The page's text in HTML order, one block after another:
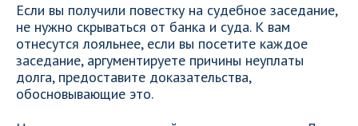
Если вы получили повестку на судебное заседание,
не нужно скрываться от банка и суда. К вам
отнесутся лояльнее, если вы посетите каждое
заседание, аргументируете причины неуплаты
долга, предоставите доказательства,
обосновывающие это.